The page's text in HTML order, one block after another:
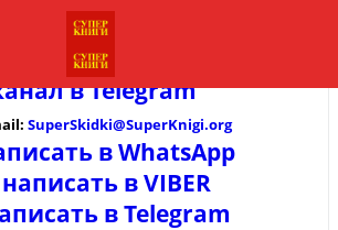
вTelegram
SuperSkidki@SuperKnigi.org
в WhatsApp
написать в VIBER
в Telegram